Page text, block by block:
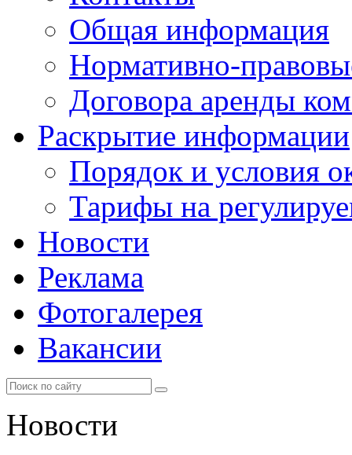
Общая информация
Нормативно-
Договора аренды
Раскрытие информации
Порядок и условия
Тарифы на
Новости
Реклама
Фотогалерея
Вакансии
Новости